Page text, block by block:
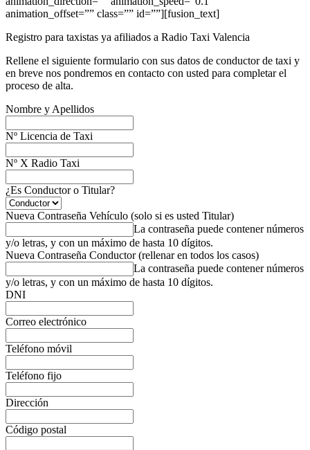
animation_offset=”” class=”” id=””][fusion_text]
Registro para taxistas ya afiliados a Radio Taxi Valencia
Rellene el siguiente formulario con sus datos de conductor de taxi y
en breve nos pondremos en contacto con usted para completar el
proceso de alta.
Nombre y Apellidos
Nº Licencia de Taxi
Nº X Radio Taxi
¿Es Conductor o Titular?
Nueva Contraseña Vehículo (solo si es usted Titular)
La contraseña puede contener números
y/o letras, y con un máximo de hasta 10 dígitos.
Nueva Contraseña Conductor (rellenar en todos los casos)
La contraseña puede contener números
y/o letras, y con un máximo de hasta 10 dígitos.
DNI
Correo electrónico
Teléfono móvil
Teléfono fijo
Dirección
Código postal